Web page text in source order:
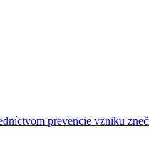
prevencie vzniku